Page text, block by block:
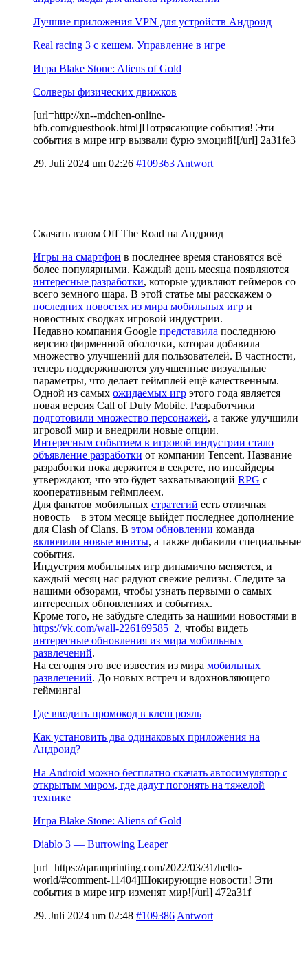
Лучшие приложения VPN для устройств Андроид
Real racing 3 c кешем. Управление в игре
Игра Blake Stone: Aliens of Gold
Солверы физических движков
[url=http://xn--mdchen-online-
bfb.com/guestbook.html]Потрясающие события! Эти
события в мире игр вызвали бурю эмоций![/url] 2a31fe3
29. Juli 2024 um 02:26 #109363 Antwort
Скачать взлом Off The Road на Андроид
Игры на смартфон в последнее время становятся всё
более популярными. Каждый день месяца появляются
интересные разработки, которые удивляют геймеров со
всего земного шара. В этой статье мы расскажем о
последних новостях из мира мобильных игр и
новостных сводках игровой индустрии.
Недавно компания Google представила последнюю
версию фирменной оболочки, которая добавила
множество улучшений для пользователей. В частности,
теперь поддерживаются улучшенные визуальные
параметры, что делает геймплей ещё качественным.
Одной из самых ожидаемых игр этого года является
новая версия Call of Duty Mobile. Разработчики
подготовили множество персонажей, а также улучшили
игровой мир и внедрили новые опции.
Интересным событием в игровой индустрии стало
объявление разработки от компании Tencent. Название
разработки пока держится в секрете, но инсайдеры
утверждают, что это будет захватывающий RPG с
кооперативным геймплеем.
Для фанатов мобильных стратегий есть отличная
новость – в этом месяце выйдет последнее дополнение
для Clash of Clans. В этом обновлении команда
включили новые юниты, а также добавили специальные
события.
Индустрия мобильных игр динамично меняется, и
каждый месяц нас радуют свежие релизы. Следите за
нашими обзорами, чтобы узнать первыми о самых
интересных обновлениях и событиях.
Кроме того, не забудьте следить за нашими новостями в
https://vk.com/wall-226169585_2, чтобы видеть
интересные обновления из мира мобильных
развлечений.
На сегодня это все известия из мира мобильных
развлечений. До новых встреч и вдохновляющего
гейминга!
Где вводить промокод в клеш рояль
Как установить два одинаковых приложения на
Андроид?
На Android можно бесплатно скачать автосимулятор с
открытым миром, где дадут погонять на тяжелой
технике
Игра Blake Stone: Aliens of Gold
Diablo 3 — Burrowing Leaper
[url=https://qaranprinting.com/2022/03/31/hello-
world/#comment-11404]Шокирующие новости! Эти
события в мире игр изменят мир![/url] 472a31f
29. Juli 2024 um 02:48 #109386 Antwort